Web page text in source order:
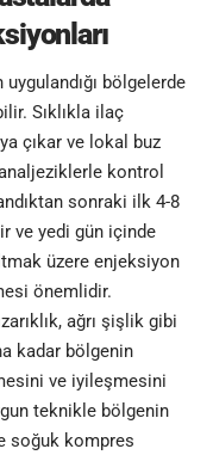
bölgelerde
Sıklıkla ilaç
çıkar ve lokal buz
kontrol
sonraki ilk 4-8
ve yedi gün içinde
üzere enjeksiyon
önemlidir.
ağrı şişlik gibi
kadar bölgenin
ve iyileşmesini
teknikle bölgenin
soğuk kompres